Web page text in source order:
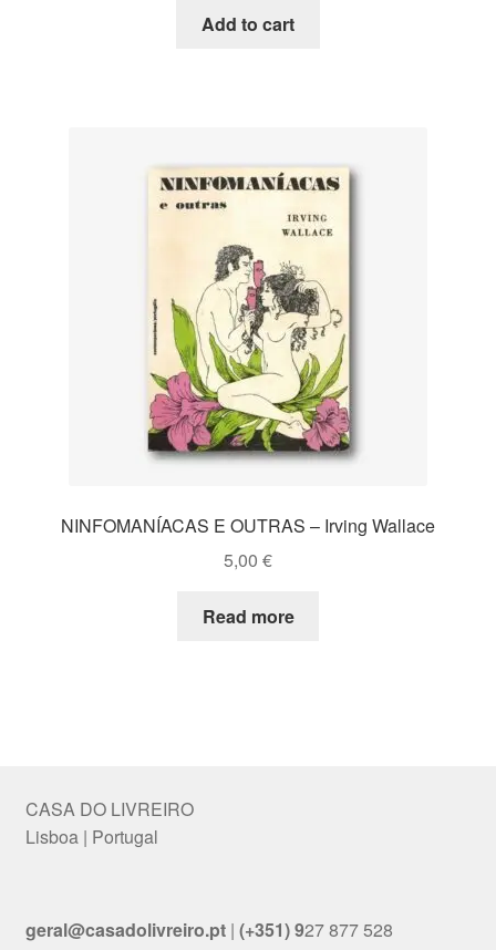
Add to cart
NINFOMANÍACAS E OUTRAS – Irving Wallace
5,00 €
Read more
CASA DO LIVREIRO
Lisboa | Portugal
geral@casadolivreiro.pt| (+351) 927 877 528